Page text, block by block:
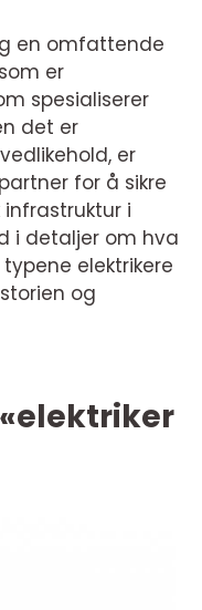
en omfattende
er
spesialiserer
det er
er
for å sikre
i
i detaljer om hva
typene elektrikere
og